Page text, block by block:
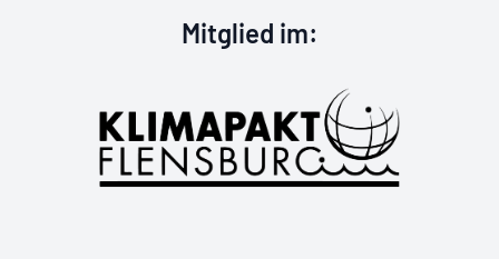
Mitglied imKlimapakt
: